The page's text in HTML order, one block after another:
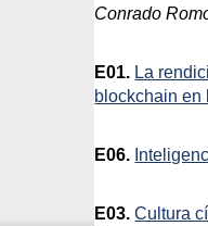
Conrado
E01. La
blockchain en
E06.
E03. Cultura